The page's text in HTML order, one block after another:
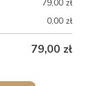
79,00 zł
0,00 zł
79,00 zł